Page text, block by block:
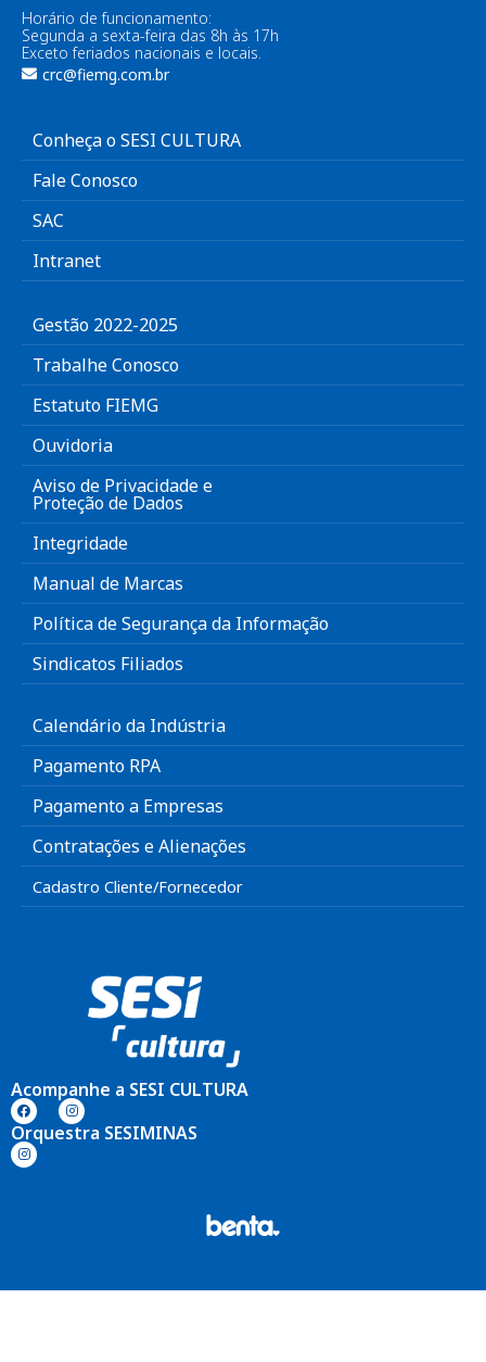
Horário de funcionamento:
Segunda a sexta-feira das 8h às 17h
Exceto feriados nacionais e locais.
crc@fiemg.com.br
Conheça o SESI CULTURA
Fale Conosco
SAC
Intranet
Gestão 2022-2025
Trabalhe Conosco
Estatuto FIEMG
Ouvidoria
Aviso de Privacidade e
Proteção de Dados
Integridade
Manual de Marcas
Política de Segurança da Informação
Sindicatos Filiados
Calendário da Indústria
Pagamento RPA
Pagamento a Empresas
Contratações e Alienações
Cadastro Cliente/Fornecedor
Acompanhe a SESI CULTURA
Orquestra SESIMINAS